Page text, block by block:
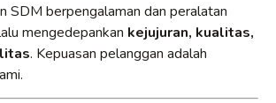
SDM berpengalaman dan peralatan
mengedepankan kejujuran, kualitas,
. Kepuasan pelanggan adalah